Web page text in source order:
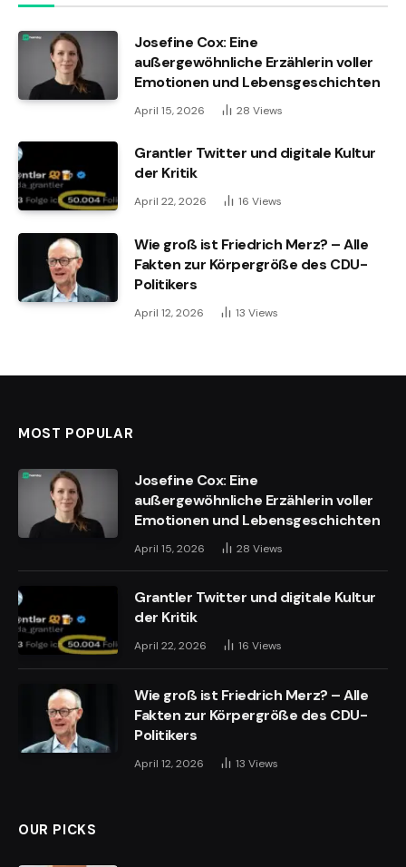
Josefine Cox: Eine
außergewöhnliche Erzählerin voller
Emotionen und Lebensgeschichten
April 15, 2026 28 Views
Grantler Twitter und digitale Kultur
der Kritik
April 22, 2026 16 Views
Wie groß ist Friedrich Merz? – Alle
Fakten zur Körpergröße des CDU-
Politikers
April 12, 2026 13 Views
MOST POPULAR
Josefine Cox: Eine
außergewöhnliche Erzählerin voller
Emotionen und Lebensgeschichten
April 15, 2026 28 Views
Grantler Twitter und digitale Kultur
der Kritik
April 22, 2026 16 Views
Wie groß ist Friedrich Merz? – Alle
Fakten zur Körpergröße des CDU-
Politikers
April 12, 2026 13 Views
OUR PICKS